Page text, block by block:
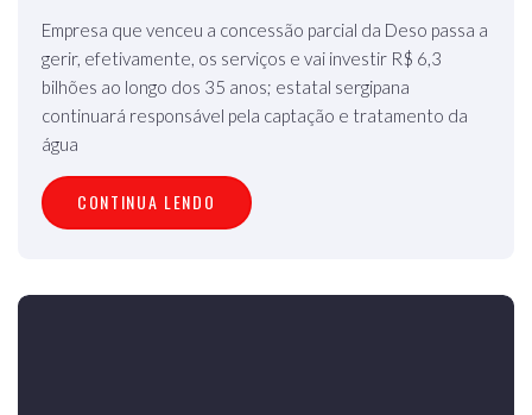
Empresa que venceu a concessão parcial da Deso passa a
gerir, efetivamente, os serviços e vai investir R$ 6,3
bilhões ao longo dos 35 anos; estatal sergipana
continuará responsável pela captação e tratamento da
água
CONTINUA LENDO